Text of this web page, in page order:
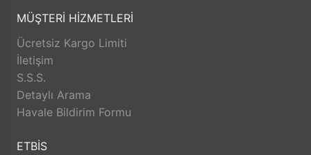
online satış modülü ile hizmetinizdedir.
Şuan online satış sisteminde kısmen hizmet
vermeye devam ederken; geliştirmekte
olduğu daha geniş konseptleri ürünleri
hizmetinize sunmaktdır.
Şimdilik satışa sunmuş olduğu el sanatları
bir çok ürünün ilk tedarikçi olan Erdal Ticaret,
MÜŞTERİ HİZMETLERİ
Ücretsiz Kargo Limiti
İletişim
S.S.S.
Detaylı Arama
Havale Bildirim Formu
ETBİS